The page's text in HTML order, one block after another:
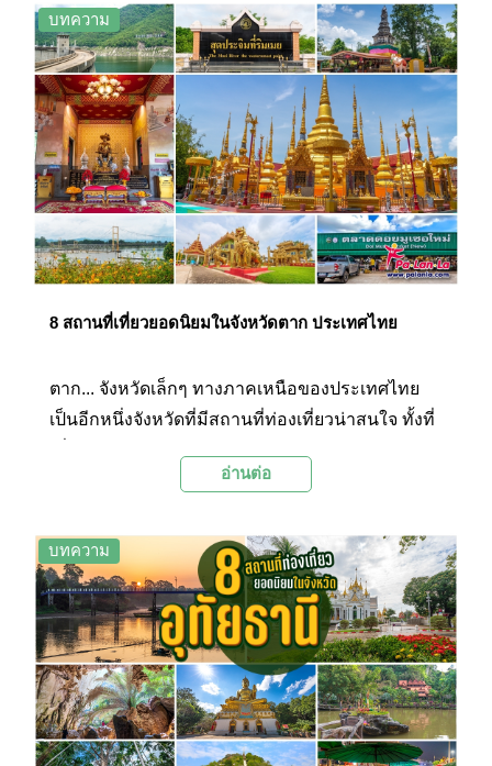
อันดับต้นๆ ของประเทศเวียดนามอีกด้วย นอกจากนี้
ภายในบริเวณยังมีหมู่เกาะมากมาย รวมทั้งสถานที่ที่
น่าสนใจอีกหลายแห่งซึ่งทาง Palanla ได้รวบรวม
สถานที่ที่น่าสนใจมาฝากทุกท่านไว้ในบทความนี้
บทความ
8 สถานที่เที่ยวยอดนิยมในจังหวัดตาก ประเทศไทย
ตาก... จังหวัดเล็กๆ ทางภาคเหนือของประเทศไทย
เป็นอีกหนึ่งจังหวัดที่มีสถานที่ท่องเที่ยวน่าสนใจ ทั้งที่
สวยงามที่กรุ่นกลิ่นอายของศิลปะแบบพม่า รวมถึง
พระเจ้าตากสินมหาราช อดีตเจ้าเมืองตากซึ่งเป็นผู้
กอบกู้เอกราชของชาติไทยจากพม่าเอาไว้ได้…
Palanla ได้รวบรวมสถานที่ท่องเที่ยวยอดนิยม 8 แห่ง
ในจังหวัดตากมาฝากกัน
อ่านต่อ
บทความ